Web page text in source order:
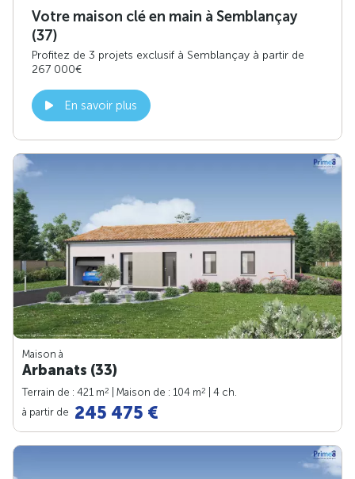
Votre maison clé en main à Semblançay
(37)
Profitez de 3 projets exclusif à Semblançay à partir de
267 000€
En savoir plus
Maison à
Arbanats (33)
Terrain de : 421 m2 | Maison de : 104 m2
| 4 ch.
à partir de 245 475 €